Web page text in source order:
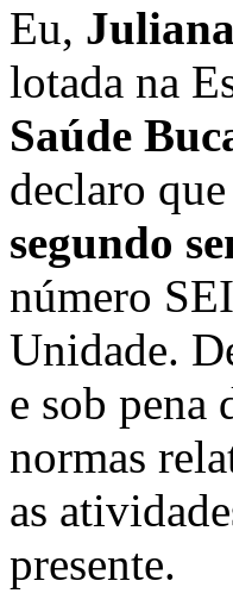
Eu,
lotada na
Saúde
declaro
segundo
número SEI
Unidade.
e sob pena
normas
as
presente.